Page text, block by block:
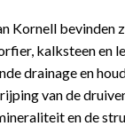
Kornell bevinden
kalksteen en
drainage en
van de
en de